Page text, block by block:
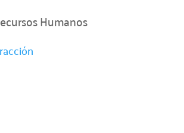
Humanos